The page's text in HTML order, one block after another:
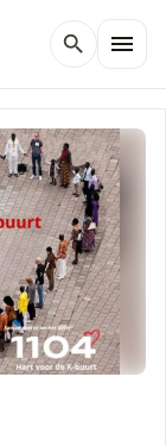
search menu